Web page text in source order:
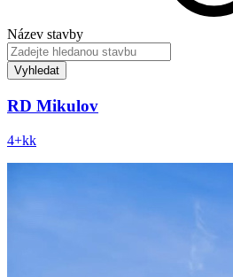
Název stavby
Vyhledat
RD Mikulov
4+kk